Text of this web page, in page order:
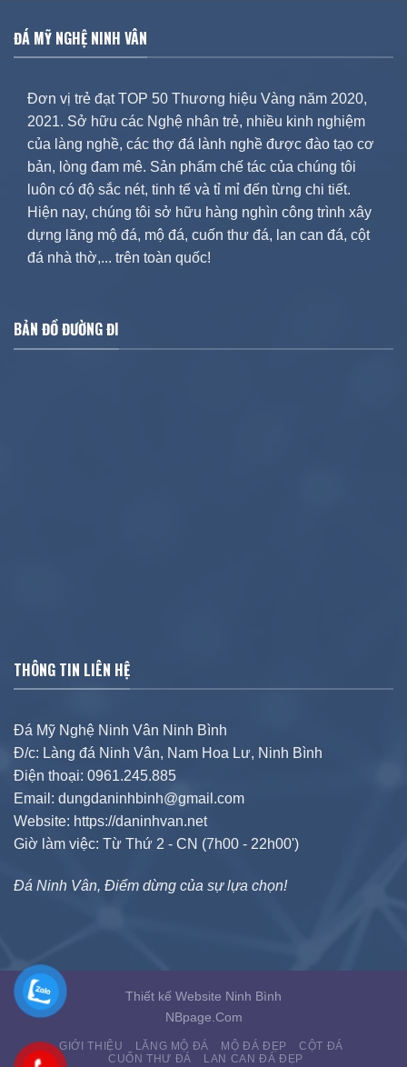
ĐÁ MỸ NGHỆ NINH VÂN
Đơn vị trẻ đạt TOP 50 Thương hiệu Vàng năm 2020,
2021. Sở hữu các Nghệ nhân trẻ, nhiều kinh nghiệm
của làng nghề, các thợ đá lành nghề được đào tạo cơ
bản, lòng đam mê. Sản phẩm chế tác của chúng tôi
luôn có độ sắc nét, tinh tế và tỉ mỉ đến từng chi tiết.
Hiện nay, chúng tôi sở hữu hàng nghìn công trình xây
dựng lăng mộ đá, mộ đá, cuốn thư đá, lan can đá, cột
đá nhà thờ,... trên toàn quốc!
BẢN ĐỒ ĐƯỜNG ĐI
THÔNG TIN LIÊN HỆ
Đá Mỹ Nghệ Ninh Vân Ninh Bình
Đ/c: Làng đá Ninh Vân, Nam Hoa Lư, Ninh Bình
Điện thoại: 0961.245.885
Email: dungdaninhbinh@gmail.com
Website: https://daninhvan.net
Giờ làm việc: Từ Thứ 2 - CN (7h00 - 22h00')
Đá Ninh Vân, Điểm dừng của sự lựa chọn!
Thiết kế Website Ninh Bình
NBpage.Com
GIỚI THIỆU LĂNG MỘ ĐÁ MỘ ĐÁ ĐẸP
CỘT ĐÁ
CUỐN THƯ ĐÁ
LAN CAN ĐÁ ĐẸP